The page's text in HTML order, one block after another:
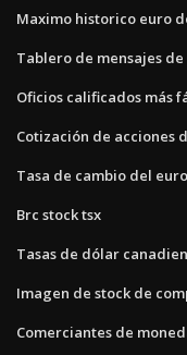
Maximo historico euro
Tablero de mensajes
Oficios calificados más
Cotización de acciones
Tasa de cambio del
Brc stock tsx
Tasas de dólar
Imagen de stock de
Comerciantes de